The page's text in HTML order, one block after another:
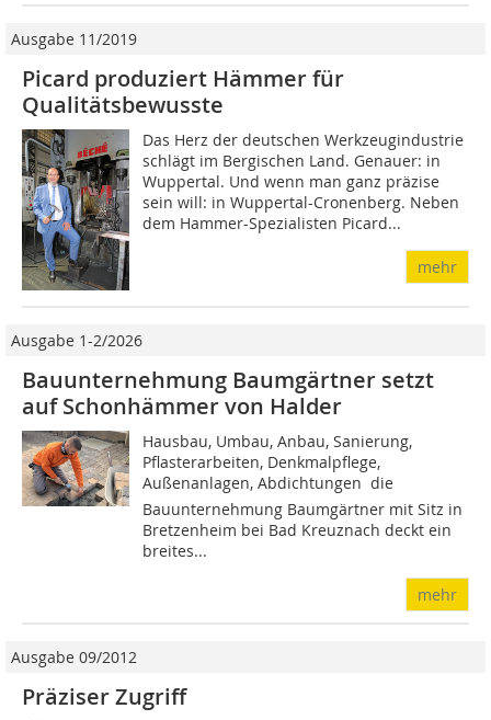
Ausgabe 11/2019
Picard produziert Hämmer für
Qualitätsbewusste
Das Herz der deutschen Werkzeugindustrie
schlägt im Bergischen Land. Genauer: in
Wuppertal. Und wenn man ganz präzise
sein will: in Wuppertal-Cronenberg. Neben
dem Hammer-Spezialisten Picard...
mehr
Ausgabe 1-2/2026
Bauunternehmung Baumgärtner setzt
auf Schonhämmer von Halder
Hausbau, Umbau, Anbau, Sanierung,
Pflasterarbeiten, Denkmalpflege,
Außenanlagen, Abdichtungen  die
Bauunternehmung Baumgärtner mit Sitz in
Bretzenheim bei Bad Kreuznach deckt ein
breites...
mehr
Ausgabe 09/2012
Präziser Zugriff